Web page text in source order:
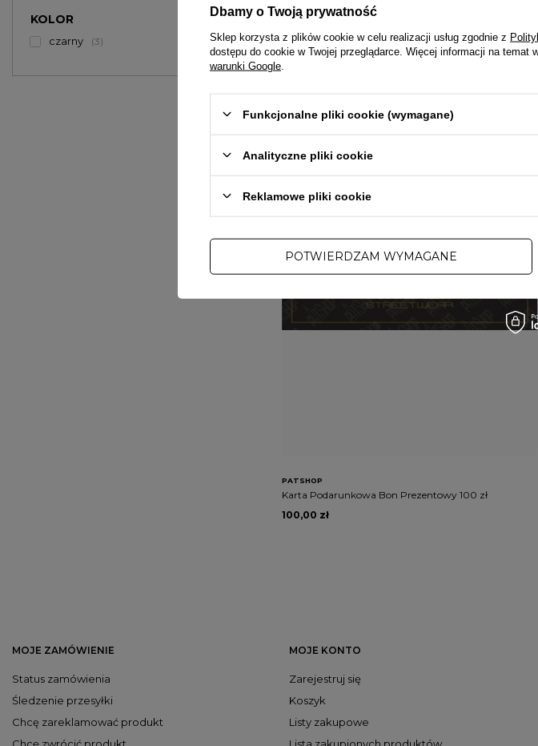
KOLOR
czarny 3
PATSHOP
Karta Podarunkowa Bon Prezentowy 900 zł
900,00 zł
PATSHOP
Karta Podarunkowa Bon Prezentowy 100 zł
100,00 zł
MOJE ZAMÓWIENIE
Status zamówienia
Śledzenie przesyłki
Chcę zareklamować produkt
MOJE KONTO
Zarejestruj się
Koszyk
Listy zakupowe
Dbamy o Twoją prywatność
Sklep korzysta z plików cookie w celu realizacji usług zgodnie z
dostępu do cookie w Twojej przeglądarce. Więcej informacji na
warunki Google
Funkcjonalne pliki cookie (wymagane)
Analityczne pliki cookie
Reklamowe pliki cookie
POTWIERDZAM WYMAGANE